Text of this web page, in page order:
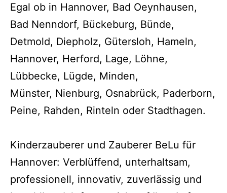
Egal ob in Hannover, Bad Oeynhausen,
Bad Nenndorf, Bückeburg, Bünde,
Detmold, Diepholz, Gütersloh, Hameln,
Hannover, Herford, Lage, Löhne,
Lübbecke, Lügde, Minden,
Münster, Nienburg, Osnabrück, Paderborn,
Peine, Rahden, Rinteln oder Stadthagen.
Kinderzauberer und Zauberer BeLu für
Hannover: Verblüffend, unterhaltsam,
professionell, innovativ, zuverlässig und